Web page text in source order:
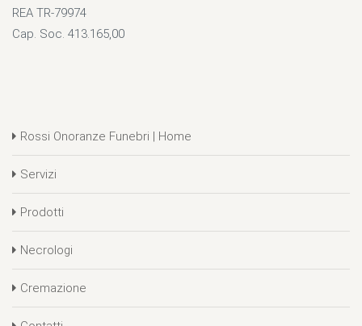
REA TR-79974
Cap. Soc. 413.165,00
Rossi Onoranze Funebri | Home
Servizi
Prodotti
Necrologi
Cremazione